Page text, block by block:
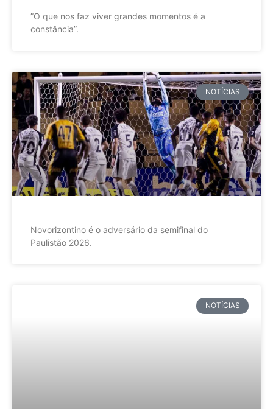
”O que nos faz viver grandes momentos é a
constância”.
NOTÍCIAS
Novorizontino é o adversário da semifinal do
Paulistão 2026.
NOTÍCIAS